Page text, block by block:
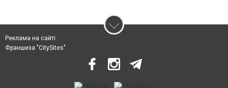
Реклама на сайті
Франшиза "CitySites"